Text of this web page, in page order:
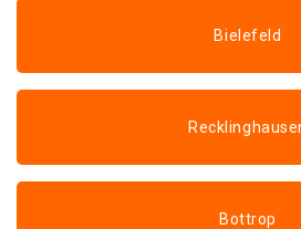
Bielefeld
Bottrop